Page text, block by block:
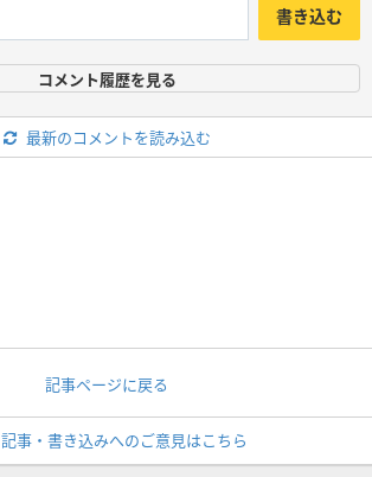
書き込む
コメント履歴を見る
最新のコメントを読み込む
記事ページに戻る
記事・書き込みへのご意見はこちら